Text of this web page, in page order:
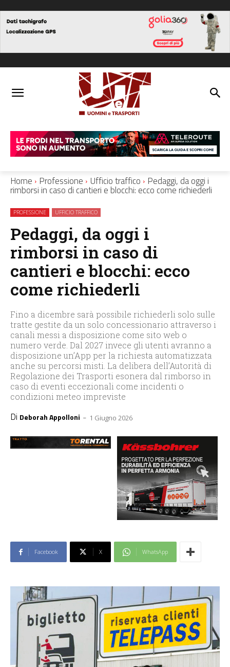
Home Professione Ufficio traffico Pedaggi, da oggi i
rimborsi in caso di cantieri e blocchi: ecco come richiederli
PROFESSIONE UFFICIO TRAFFICO
Pedaggi, da oggi i
rimborsi in caso di
cantieri e blocchi: ecco
come richiederli
Fino a dicembre sarà possibile richiederli solo sulle
tratte gestite da un solo concessionario attraverso i
canali messi a disposizione come sito web o
numero verde. Dal 2027 invece gli utenti avranno a
disposizione un’App per la richiesta automatizzata
anche su percorsi misti. La delibera dell’Autorità di
Regolazione dei Trasporti esonera dal rimborso in
caso di eventi eccezionali come incidenti o
condizioni meteo impreviste
Di Deborah Appolloni - 1 Giugno 2026
Facebook X WhatsApp